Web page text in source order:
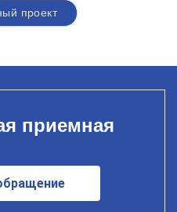
проект
приемная